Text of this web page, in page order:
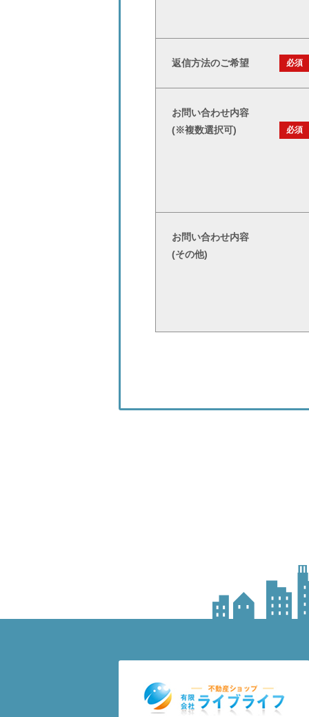
返信方法のご希望 必須
お問い合わせ内容
(※複数選択可)
必須
お問い合わせ内容
(その他)